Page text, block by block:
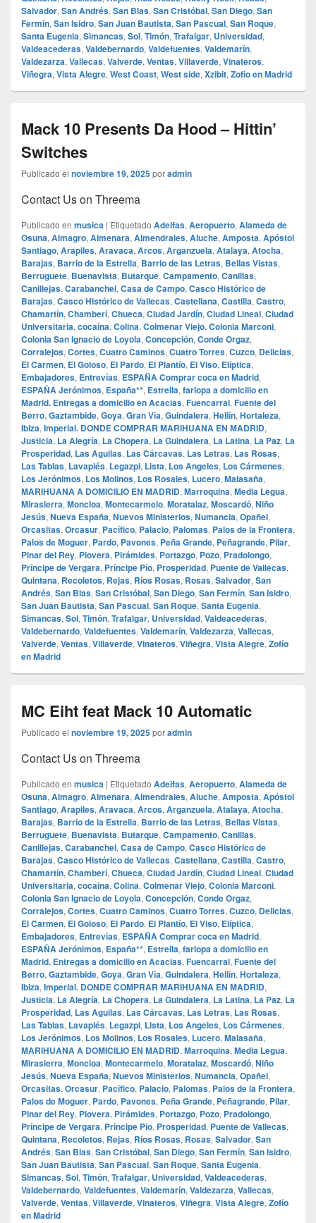
Salvador, San Andrés, San Blas, San Cristóbal, San Diego, San
Fermín, San Isidro, San Juan Bautista, San Pascual, San Roque,
Santa Eugenia, Simancas, Sol, Timón, Trafalgar, Universidad,
Valdeacederas, Valdebernardo, Valdefuentes, Valdemarín,
Valdezarza, Vallecas, Valverde, Ventas, Villaverde, Vinateros,
Viñegra, Vista Alegre, West Coast, West side, Xzibit, Zofío en Madrid
Mack 10 Presents Da Hood – Hittin’
Switches
Publicado el noviembre 19, 2025poradmin
Contact Us on Threema
Publicado en musica | Etiquetado Adelfas, Aeropuerto, Alameda de
Osuna, Almagro, Almenara, Almendrales, Aluche, Amposta, Apóstol
Santiago, Arapiles, Aravaca, Arcos, Arganzuela, Atalaya, Atocha,
Barajas, Barrio de la Estrella, Barrio de las Letras, Bellas Vistas,
Berruguete, Buenavista, Butarque, Campamento, Canillas,
Canillejas, Carabanchel, Casa de Campo, Casco Histórico de
Barajas, Casco Histórico de Vallecas, Castellana, Castilla, Castro,
Chamartín, Chamberí, Chueca, Ciudad Jardín, Ciudad Lineal, Ciudad
Universitaria, cocaína, Colina, Colmenar Viejo, Colonia Marconi,
Colonia San Ignacio de Loyola, Concepción, Conde Orgaz,
Corralejos, Cortes, Cuatro Caminos, Cuatro Torres, Cuzco, Delicias,
El Carmen, El Goloso, El Pardo, El Plantío, El Viso, Elíptica,
Embajadores, Entrevías, ESPAÑA Comprar coca en Madrid,
ESPAÑA Jerónimos, España**, Estrella, farlopa a domicilio en
Madrid. Entregas a domicilio en Acacias, Fuencarral, Fuente del
Berro, Gaztambide, Goya, Gran Vía, Guindalera, Hellín, Hortaleza,
Ibiza, Imperial. DONDE COMPRAR MARIHUANA EN MADRID,
Justicia, La Alegría, La Chopera, La Guindalera, La Latina, La Paz, La
Prosperidad, Las Aguilas, Las Cárcavas, Las Letras, Las Rosas,
Las Tablas, Lavapiés, Legazpi, Lista, Los Angeles, Los Cármenes,
Los Jerónimos, Los Molinos, Los Rosales, Lucero, Malasaña,
MARIHUANA A DOMICILIO EN MADRID, Marroquina, Media Legua,
Mirasierra, Moncloa, Montecarmelo, Moratalaz, Moscardó, Niño
Jesús, Nueva España, Nuevos Ministerios, Numancia, Opañel,
Orcasitas, Orcasur, Pacífico, Palacio, Palomas, Palos de la Frontera,
Palos de Moguer, Pardo, Pavones, Peña Grande, Peñagrande, Pilar,
Pinar del Rey, Piovera, Pirámides, Portazgo, Pozo, Pradolongo,
Príncipe de Vergara, Príncipe Pío, Prosperidad, Puente de Vallecas,
Quintana, Recoletos, Rejas, Ríos Rosas, Rosas, Salvador, San
Andrés, San Blas, San Cristóbal, San Diego, San Fermín, San Isidro,
San Juan Bautista, San Pascual, San Roque, Santa Eugenia,
Simancas, Sol, Timón, Trafalgar, Universidad, Valdeacederas,
Valdebernardo, Valdefuentes, Valdemarín, Valdezarza, Vallecas,
Valverde, Ventas, Villaverde, Vinateros, Viñegra, Vista Alegre, Zofío
en Madrid
MC Eiht feat Mack 10 Automatic
Publicado el noviembre 19, 2025poradmin
Contact Us on Threema
Publicado en musica | Etiquetado Adelfas, Aeropuerto, Alameda de
Osuna, Almagro, Almenara, Almendrales, Aluche, Amposta, Apóstol
Santiago, Arapiles, Aravaca, Arcos, Arganzuela, Atalaya, Atocha,
Barajas, Barrio de la Estrella, Barrio de las Letras, Bellas Vistas,
Berruguete, Buenavista, Butarque, Campamento, Canillas,
Canillejas, Carabanchel, Casa de Campo, Casco Histórico de
Barajas, Casco Histórico de Vallecas, Castellana, Castilla, Castro,
Chamartín, Chamberí, Chueca, Ciudad Jardín, Ciudad Lineal, Ciudad
Universitaria, cocaína, Colina, Colmenar Viejo, Colonia Marconi,
Colonia San Ignacio de Loyola, Concepción, Conde Orgaz,
Corralejos, Cortes, Cuatro Caminos, Cuatro Torres, Cuzco, Delicias,
El Carmen, El Goloso, El Pardo, El Plantío, El Viso, Elíptica,
Embajadores, Entrevías, ESPAÑA Comprar coca en Madrid,
ESPAÑA Jerónimos, España**, Estrella, farlopa a domicilio en
Madrid. Entregas a domicilio en Acacias, Fuencarral, Fuente del
Berro, Gaztambide, Goya, Gran Vía, Guindalera, Hellín, Hortaleza,
Ibiza, Imperial. DONDE COMPRAR MARIHUANA EN MADRID,
Justicia, La Alegría, La Chopera, La Guindalera, La Latina, La Paz, La
Prosperidad, Las Aguilas, Las Cárcavas, Las Letras, Las Rosas,
Las Tablas, Lavapiés, Legazpi, Lista, Los Angeles, Los Cármenes,
Los Jerónimos, Los Molinos, Los Rosales, Lucero, Malasaña,
MARIHUANA A DOMICILIO EN MADRID, Marroquina, Media Legua,
Mirasierra, Moncloa, Montecarmelo, Moratalaz, Moscardó, Niño
Jesús, Nueva España, Nuevos Ministerios, Numancia, Opañel,
Orcasitas, Orcasur, Pacífico, Palacio, Palomas, Palos de la Frontera,
Palos de Moguer, Pardo, Pavones, Peña Grande, Peñagrande, Pilar,
Pinar del Rey, Piovera, Pirámides, Portazgo, Pozo, Pradolongo,
Príncipe de Vergara, Príncipe Pío, Prosperidad, Puente de Vallecas,
Quintana, Recoletos, Rejas, Ríos Rosas, Rosas, Salvador, San
Andrés, San Blas, San Cristóbal, San Diego, San Fermín, San Isidro,
San Juan Bautista, San Pascual, San Roque, Santa Eugenia,
Simancas, Sol, Timón, Trafalgar, Universidad, Valdeacederas,
Valdebernardo, Valdefuentes, Valdemarín, Valdezarza, Vallecas,
Valverde, Ventas, Villaverde, Vinateros, Viñegra, Vista Alegre, Zofío
en Madrid